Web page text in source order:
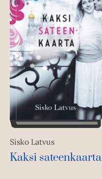
Sisko Latvus
Kaksi sateenkaarta